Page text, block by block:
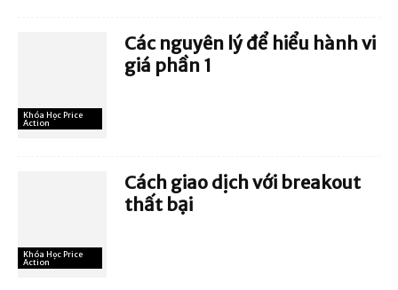
Khóa Học Price
Action
Các nguyên lý để hiểu hành vi
giá phần 1
Khóa Học Price
Action
Cách giao dịch với breakout
thất bại